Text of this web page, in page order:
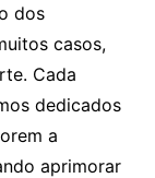
dos
casos,
Cada
dedicados
a
aprimorar